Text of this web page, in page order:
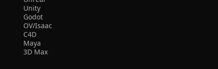
Unity
Godot
OV/Isaac
C4D
Maya
3D Max